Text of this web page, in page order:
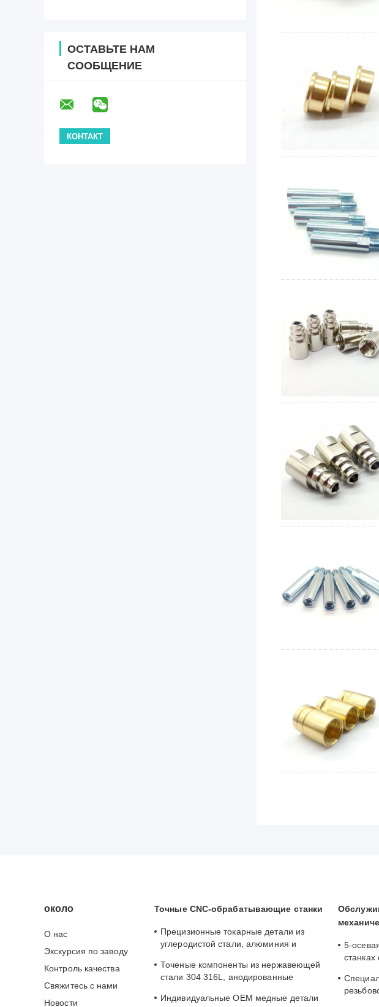
ОСТАВЬТЕ НАМ
СООБЩЕНИЕ
около
О нас
Экскурсия по заводу
Контроль качества
Свяжитесь с нами
Новости
Точные CNC-обрабатывающие станки
Прецизионные токарные детали из
углеродистой стали, алюминия и
полукруглой головкой, длинная
Точеные компоненты из нержавеющей
стали 304 316L, анодированные
сертифицировано по ISO
Индивидуальные OEM медные детали
5-